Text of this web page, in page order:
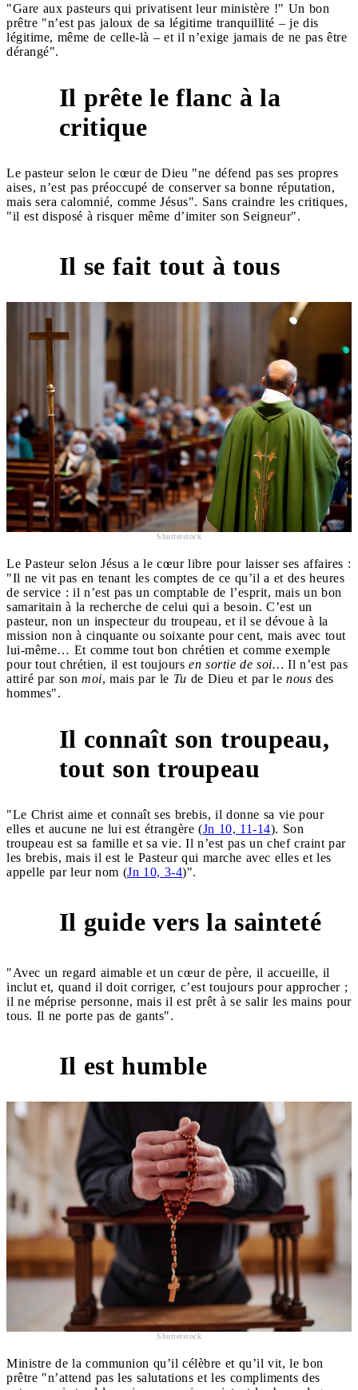
"Gare aux pasteurs qui privatisent leur ministère !" Un bon
prêtre "n’est pas jaloux de sa légitime tranquillité – je dis
légitime, même de celle-là – et il n’exige jamais de ne pas être
dérangé".
Il prête le flanc à la
critique
Le pasteur selon le cœur de Dieu "ne défend pas ses propres
aises, n’est pas préoccupé de conserver sa bonne réputation,
mais sera calomnié, comme Jésus". Sans craindre les critiques,
"il est disposé à risquer même d’imiter son Seigneur".
Il se fait tout à tous
Shutterstock
Le Pasteur selon Jésus a le cœur libre pour laisser ses affaires :
"Il ne vit pas en tenant les comptes de ce qu’il a et des heures
de service : il n’est pas un comptable de l’esprit, mais un bon
samaritain à la recherche de celui qui a besoin. C’est un
pasteur, non un inspecteur du troupeau, et il se dévoue à la
mission non à cinquante ou soixante pour cent, mais avec tout
lui-même… Et comme tout bon chrétien et comme exemple
pour tout chrétien, il est toujours en sortie de soi… Il n’est pas
attiré par son moi, mais par le Tu de Dieu et par le nous des
hommes".
Il connaît son troupeau,
tout son troupeau
"Le Christ aime et connaît ses brebis, il donne sa vie pour
elles et aucune ne lui est étrangère (Jn 10, 11-14). Son
troupeau est sa famille et sa vie. Il n’est pas un chef craint par
les brebis, mais il est le Pasteur qui marche avec elles et les
appelle par leur nom (Jn 10, 3-4)".
Il guide vers la sainteté
"Avec un regard aimable et un cœur de père, il accueille, il
inclut et, quand il doit corriger, c’est toujours pour approcher ;
il ne méprise personne, mais il est prêt à se salir les mains pour
tous. Il ne porte pas de gants".
Il est humble
Shutterstock
Ministre de la communion qu’il célèbre et qu’il vit, le bon
prêtre "n’attend pas les salutations et les compliments des